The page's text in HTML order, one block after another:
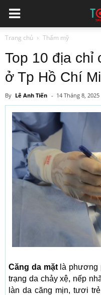
Trang chủ Thẩm mỹ
Top 10 địa chỉ
ở Tp Hồ Chí
By Lê Anh Tiến - 14 Tháng 8, 2025
Căng da mặtlà phương
trạng da chảy xệ, nếp
làn da căng mịn, tươi